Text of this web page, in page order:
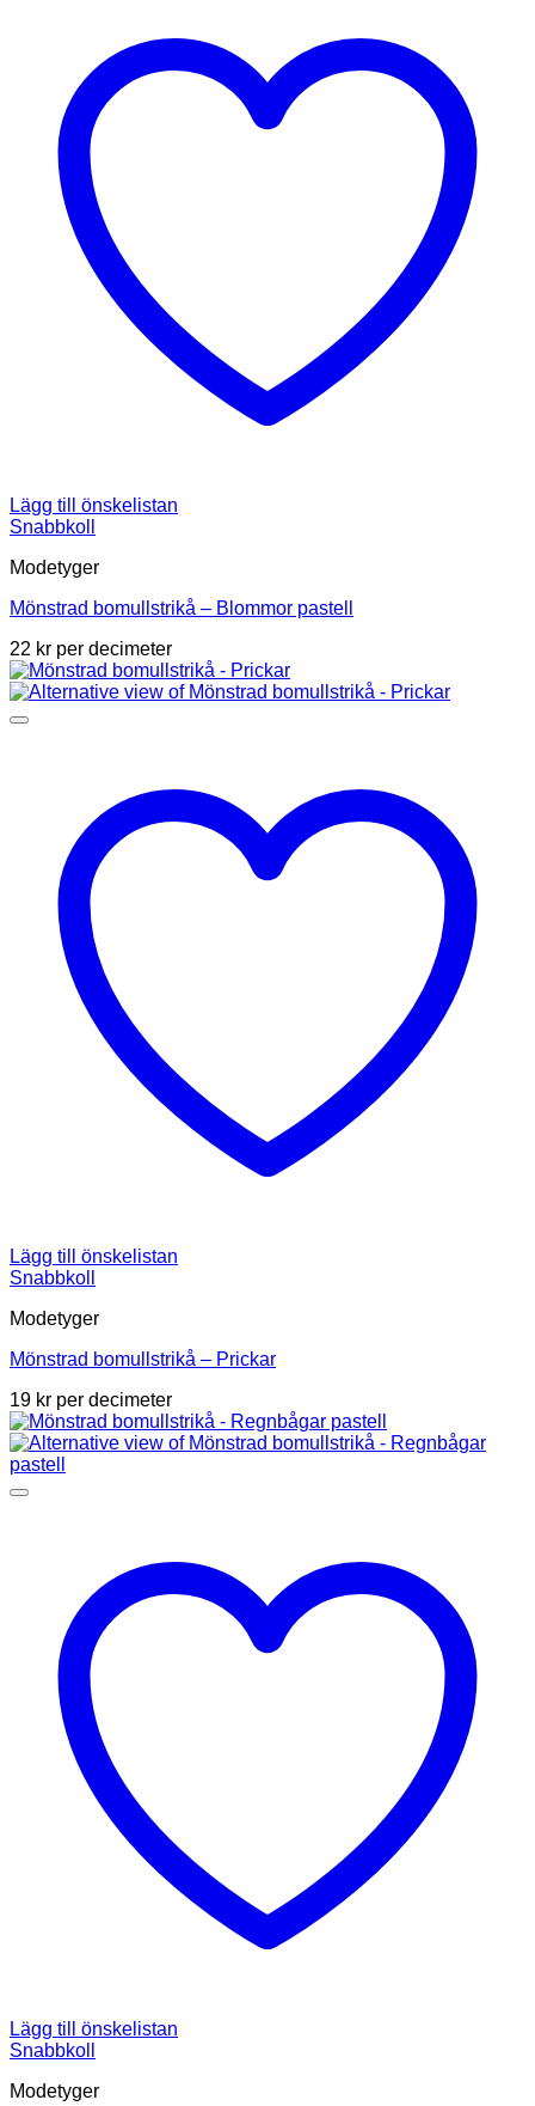
Lägg till önskelistan
Snabbkoll
Modetyger
Mönstrad bomullstrikå – Blommor pastell
22 kr per decimeter
Lägg till önskelistan
Snabbkoll
Modetyger
Mönstrad bomullstrikå – Prickar
19 kr per decimeter
Lägg till önskelistan
Snabbkoll
Modetyger